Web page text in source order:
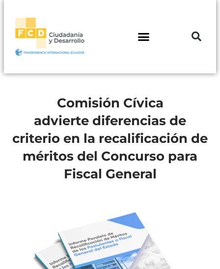
Comisión Cívica
advierte diferencias de
criterio en la recalificación de
méritos del Concurso para
Fiscal General